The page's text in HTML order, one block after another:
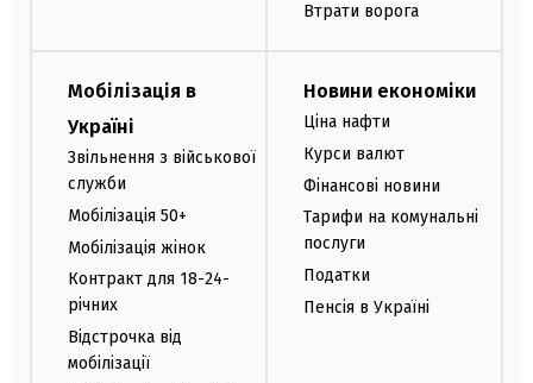
Втрати ворога
Мобілізація в
Україні
Звільнення з військової
служби
Мобілізація 50+
Мобілізація жінок
Контракт для 18-24-
річних
Відстрочка від
мобілізації
Новини економіки
Ціна нафти
Курси валют
Фінансові новини
Тарифи на комунальні
послуги
Податки
Пенсія в Україні